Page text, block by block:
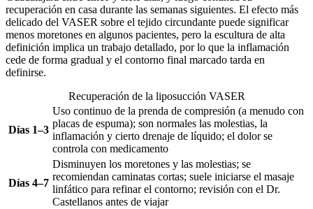
recuperación en casa durante las semanas siguientes. El efecto más
delicado del VASER sobre el tejido circundante puede significar
menos moretones en algunos pacientes, pero la escultura de alta
definición implica un trabajo detallado, por lo que la inflamación
cede de forma gradual y el contorno final marcado tarda en
definirse.
Recuperación de la liposucción VASER
Días 1–3
Uso continuo de la prenda de compresión (a menudo con
placas de espuma); son normales las molestias, la
inflamación y cierto drenaje de líquido; el dolor se
controla con medicamento
Días 4–7
Disminuyen los moretones y las molestias; se
recomiendan caminatas cortas; suele iniciarse el masaje
linfático para refinar el contorno; revisión con el Dr.
Castellanos antes de viajar